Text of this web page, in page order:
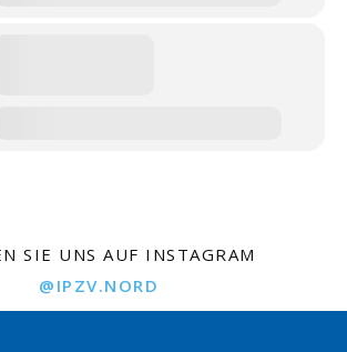
SIE UNS AUF INSTAGRAM
@IPZV.NORD